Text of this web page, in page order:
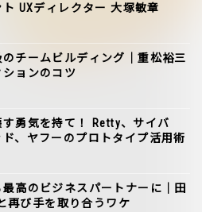
UXディレクター 大塚敏章
チームビルディング｜重松裕三
ョンのコツ
勇気を持て！ Retty、サイバ
、ヤフーのプロトタイプ活用術
高のビジネスパートナーに｜田
再び手を取り合うワケ